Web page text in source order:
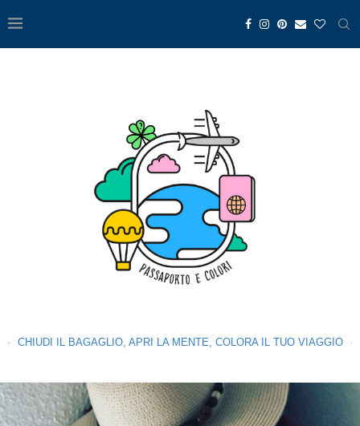
CHIUDI IL BAGAGLIO, APRI LA MENTE, COLORA IL TUO VIAGGIO